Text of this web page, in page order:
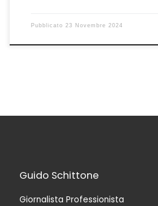
Pubblicato 23 Novembre 2024
Guido Schittone
Giornalista Professionista